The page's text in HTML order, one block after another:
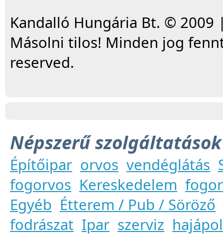
Kandalló Hungária Bt. © 2009
Másolni tilos! Minden jog
reserved.
Népszerű szolgáltatások
Építőipar orvos vendéglátás
fogorvos Kereskedelem
Egyéb Étterem / Pub / Söröző
fodrászat Ipar szerviz